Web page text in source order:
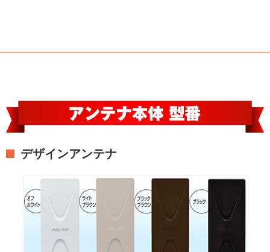
デザインアンテナ